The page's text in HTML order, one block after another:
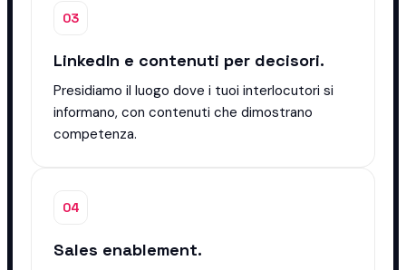
03
LinkedIn e contenuti per decisori.
Presidiamo il luogo dove i tuoi interlocutori si
informano, con contenuti che dimostrano
competenza.
04
Sales enablement.